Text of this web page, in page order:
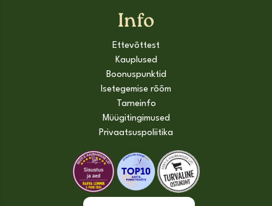
Info
Ettevõttest
Kauplused
Boonuspunktid
Isetegemise rõõm
Tarneinfo
Müügitingimused
Privaatsuspoliitika